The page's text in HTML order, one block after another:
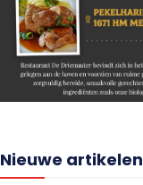
Nieuwe artikelen